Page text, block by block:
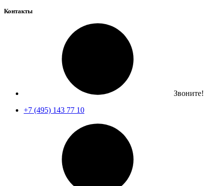
Контакты
Звоните!
+7 (495) 143 77 10